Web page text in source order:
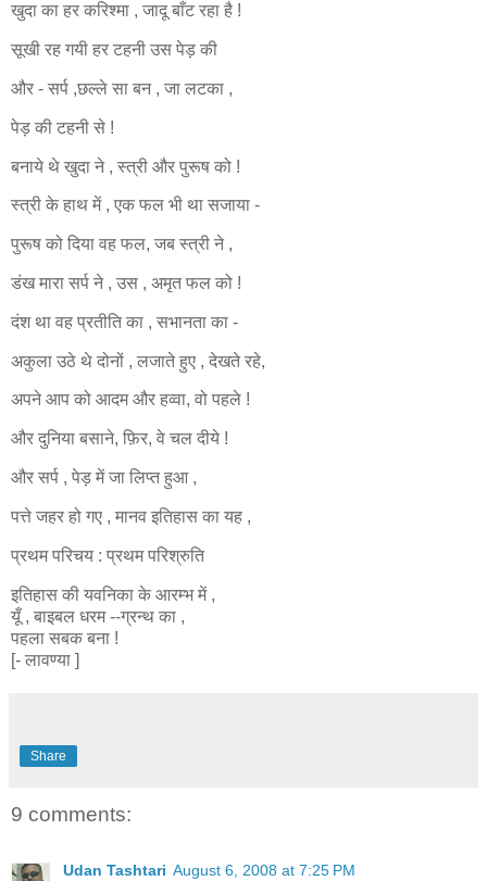
खुदा का हर करिश्मा , जादू बाँट रहा है !
सूखी रह गयी हर टहनी उस पेड़ की
और - सर्प ,छल्ले सा बन , जा लटका ,
पेड़ की टहनी से !
बनाये थे खुदा ने , स्त्री और पुरूष को !
स्त्री के हाथ में , एक फल भी था सजाया -
पुरूष को दिया वह फल, जब स्त्री ने ,
डंख मारा सर्प ने , उस , अमृत फल को !
दंश था वह प्रतीति का , सभानता का -
अकुला उठे थे दोनों , लजाते हुए , देखतेरहे,
अपने आप को आदम और हव्वा, वो पहले !
और दुनिया बसाने, फ़िर, वे चल दीये !
और सर्प , पेड़ में जा लिप्त हुआ ,
पत्ते जहर हो गए , मानव इतिहास का यह ,
प्रथम परिचय : प्रथम परिश्रुति
इतिहास की यवनिका के आरम्भ में ,
यूँ, बाइबल धरम --ग्रन्थ का ,
पहला सबक बना !
[- लावण्या ]
Share
9 comments:
Udan Tashtari August 6, 2008 at 7:25 PM